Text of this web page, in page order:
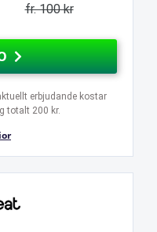
fr. 100 kr
erbjudande kostar
totalt 200 kr.